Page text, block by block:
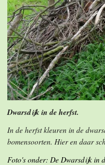
Dwarsdijk in de herfst.
In de herfst kleuren in de
bomensoorten. Hier en daar
Foto's onder: De Dwarsdijk in